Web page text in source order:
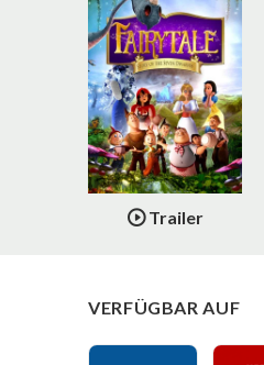
Trailer
VERFÜGBAR AUF